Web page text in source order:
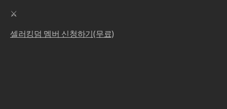
⚔️‍
셀러킹덤 멤버 신청하기(무료)